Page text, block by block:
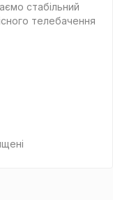
стабільний
телебачення